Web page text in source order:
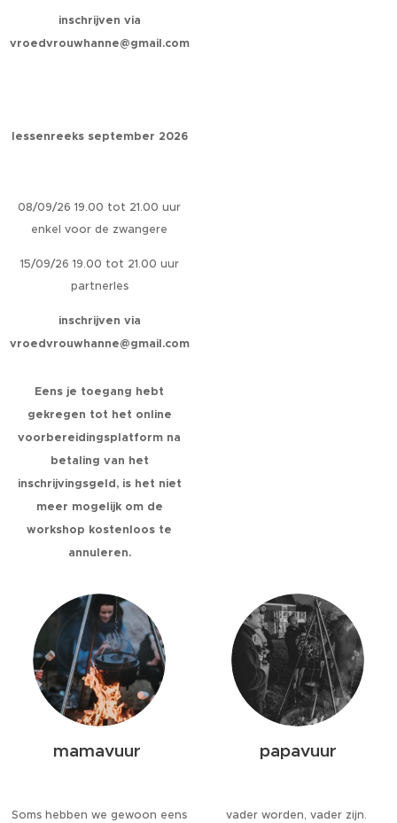
inschrijven via
vroedvrouwhanne@gmail.com
lessenreeks september 2026
08/09/26 19.00 tot 21.00 uur
enkel voor de zwangere
15/09/26 19.00 tot 21.00 uur
partnerles
inschrijven via
vroedvrouwhanne@gmail.com
Eens je toegang hebt
gekregen tot het online
voorbereidingsplatform na
betaling van het
inschrijvingsgeld, is het niet
meer mogelijk om de
workshop kostenloos te
annuleren.
mamavuur
Soms hebben we gewoon eens
papavuur
vader worden, vader zijn.